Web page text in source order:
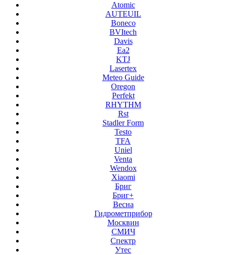
Atomic
AUTEUIL
Boneco
BVItech
Davis
Ea2
KTJ
Lasertex
Meteo Guide
Oregon
Perfekt
RHYTHM
Rst
Stadler Form
Testo
TFA
Uniel
Venta
Wendox
Xiaomi
Бриг
Бриг+
Весна
Гидрометприбор
Москвин
СМИЧ
Спектр
Утес